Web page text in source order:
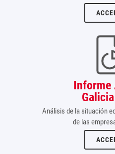
Informe
Análisis de la situación
de las